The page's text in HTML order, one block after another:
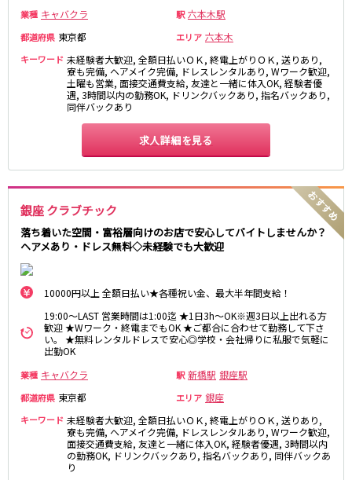
業種 キャバクラ 駅 六本木駅
都道府県 東京都 エリア 六本木
キーワード 未経験者大歓迎, 全額日払いＯＫ, 終電上がりＯＫ, 送りあり,
寮も完備, ヘアメイク完備, ドレスレンタルあり, Wワーク歓迎,
土曜も営業, 面接交通費支給, 友達と一緒に体入OK, 経験者優
遇, 3時間以内の勤務OK, ドリンクバックあり, 指名バックあり,
同伴バックあり
求人詳細を見る
銀座 クラブチック
落ち着いた空間・富裕層向けのお店で安心してバイトしませんか？
ヘアメあり・ドレス無料◇未経験でも大歓迎
10000円以上 全額日払い★各種祝い金、最大半年間支給！
19:00～LAST 営業時間は1:00迄 ★1日3h～OK※週3日以上出れる方
歓迎 ★Wワーク・終電までもOK ★ご都合に合わせて勤務して下さ
い。 ★無料レンタルドレスで安心◎学校・会社帰りに私服で気軽に
出勤OK
業種 キャバクラ 駅 新橋駅 銀座駅
都道府県 東京都 エリア 銀座
キーワード 未経験者大歓迎, 全額日払いＯＫ, 終電上がりＯＫ, 送りあり,
寮も完備, ヘアメイク完備, ドレスレンタルあり, Wワーク歓迎,
面接交通費支給, 友達と一緒に体入OK, 経験者優遇, 3時間以内
の勤務OK, ドリンクバックあり, 指名バックあり, 同伴バックあ
り
埼玉県
大宮
志木
南越谷
草加
所沢
久喜
南浦和
蕨
上尾
坂戸・東松山
千葉県
柏
市川・浦安
市原・木更津・君津
松戸
成田・四街道・香取
津田沼
八千代台・勝田台
栃木県
宇都宮 小山
茨城県
国立駅
豊田駅
西国分寺駅
高尾駅
四ツ谷駅
JR山手線
池袋駅
上野駅
新宿駅
秋葉原駅
神田駅
五反田駅
渋谷駅
御徒町駅
品川駅
日暮里駅
高田馬場駅
巣鴨駅
目黒駅
有楽町駅
目白駅
原宿駅
東京メトロ丸ノ内線
銀座駅
新宿駅
赤坂見附駅
荻窪駅
新宿三丁目駅
新高円寺駅